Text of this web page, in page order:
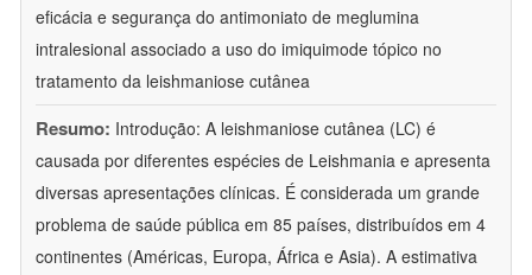
eficácia e segurança do antimoniato de meglumina
intralesional associado a uso do imiquimode tópico no
tratamento da leishmaniose cutânea
Resumo: Introdução: A leishmaniose cutânea (LC) é
causada por diferentes espécies de Leishmania e apresenta
diversas apresentações clínicas. É considerada um grande
problema de saúde pública em 85 países, distribuídos em 4
continentes (Américas, Europa, África e Asia). A estimativa